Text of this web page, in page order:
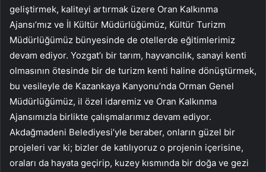
geliştirmek, kaliteyi artırmak üzere Oran Kalkınma
Ajansı’mız ve İl Kültür Müdürlüğümüz, Kültür Turizm
Müdürlüğümüz bünyesinde de otellerde eğitimlerimiz
devam ediyor. Yozgat’ı bir tarım, hayvancılık, sanayi kenti
olmasının ötesinde bir de turizm kenti haline dönüştürmek,
bu vesileyle de Kazankaya Kanyonu’nda Orman Genel
Müdürlüğümüz, il özel idaremiz ve Oran Kalkınma
Ajansımızla birlikte çalışmalarımız devam ediyor.
Akdağmadeni Belediyesi’yle beraber, onların güzel bir
projeleri var ki; bizler de katılıyoruz o projenin içerisine,
oraları da hayata geçirip, kuzey kısmında bir doğa ve gezi